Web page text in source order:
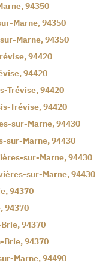
,94350
Marne,94350
Marne,94350
,94420
,94420
Trévise,94420
Trévise,94420
sur-Marne,94430
sur-Marne,94430
sur-Marne,94430
sur-Marne,94430
,94370
,94370
,94370
Brie,94370
Marne,94490